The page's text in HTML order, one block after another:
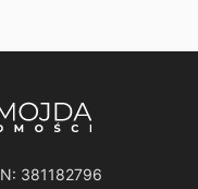
381182796